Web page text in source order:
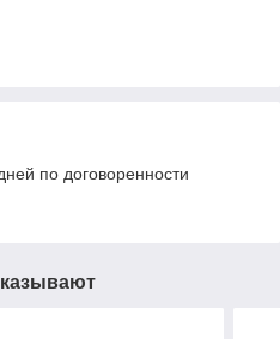
по договоренности